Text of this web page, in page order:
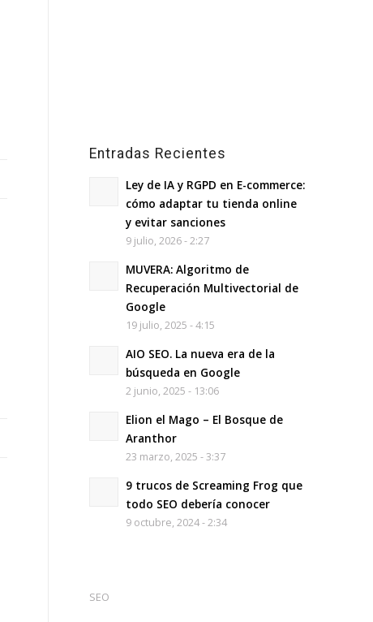
Entradas Recientes
Ley de IA y RGPD en E-commerce:
cómo adaptar tu tienda online
y evitar sanciones
9 julio, 2026 - 2:27
MUVERA: Algoritmo de
Recuperación Multivectorial de
Google
19 julio, 2025 - 4:15
AIO SEO. La nueva era de la
búsqueda en Google
2 junio, 2025 - 13:06
Elion el Mago – El Bosque de
Aranthor
23 marzo, 2025 - 3:37
9 trucos de Screaming Frog que
todo SEO debería conocer
9 octubre, 2024 - 2:34
SEO